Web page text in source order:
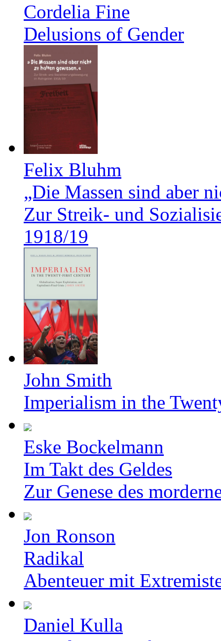
Cordelia Fine
Delusions of Gender
Felix Bluhm
„Die Massen sind aber
Zur Streik- und
1918/19
John Smith
Imperialism in the
Eske Bockelmann
Im Takt des Geldes
Zur Genese des
Jon Ronson
Radikal
Abenteuer mit
Daniel Kulla